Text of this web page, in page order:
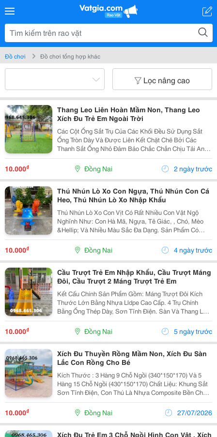
Đồ chơi Đồ chơi tổng hợp khác
Lọc nâng cao
Thang Leo Liên Hoàn Mầm Non, Thang Leo
Xích Đu Trẻ Em Ngoài Trời
Các Cột Ống Sắt Trụ Của Các Khối Đều Sử Dụng Sắt
Ống Tròn Dày Và Được Liên Kết Chặt Chẽ Bởi Các
Thanh Sắt Ống Nhỏ Đảm Bảo Chắc Chắn Chịu Tải An
Toàn Khi Sử Dụng. Bộ Đồ Chơi Liên Hoàn Được Kết
Cấu Chắc Chắn, An Toàn, Cực Kì Bền Bỉ Với Điều Kiện
10.000₫ Đồng Nai 2 ngày trước
Thú Nhún Lò Xo Con Ngựa, Thú Nhún Con Cá
Heo, Thú Nhún Lò Xo Nhập Khẩu
Thú Nhún Lò Xo Con Vịt Có Rất Nhiều Con Vật Ngộ
Nghĩnh Như: Con Hà Mã, Ngựa, Tê Giác, , Chó, Mèo
&Hellip; Và Nhiều Màu Sắc Đa Dạng. Sản Phẩm Có
Kích Thước Nhỏ Gọn, Không Tốn Diện Tích Nhưng
Mang Lại Hiệu Quả Giải Trí Cao Cho Các Bé. Chân Đế
10.000₫ Đồng Nai 4 ngày trước
Cầu Trượt Trẻ Em Nhập Khẩu, Cầu Trượt Máng
Đôi, Cầu Trượt 2 Máng Trượt Trẻ Em
Kết Cấu Chính Sản Phẩm Gồm: Máng Trượt Đôi Kích
Thước Lớn Bằng Nhựa Lldpe Cao Cấp. 4 Trụ Chính
Bằng Ống Thép Dày, Sơn Tĩnh Điện. Sàn Và Thang Lên
Bằng Sắt 100% Cầu Trượt Máng Đôi Mang Lại Những
Lợi Ích Giáo Dục Và Xã Hội Đặc Biệt So Với Cầu...
10.000₫ Đồng Nai 5 ngày trước
Xích Đu Thuyền Rồng Mầm Non, Xích Đu Sàn
Lắc Con Rồng Cho Bé
Kích Thước : 3 Hàng 9 Chỗ Ngồi (340*150*170) Và 5
Hàng 15 Chỗ Ngồi (430*150*170) Chất Liệu: Khung Sắt
Sơn Tĩnh Điện, Con Thú Là Nhựa Composite Bền Chắc,
Màu Sơn Đẹp Mắt Và Lâu Phai, Không Độc Hại, An Toàn
Cho Trẻ Em. Độ Tuổi: Từ 2 - 6 Tuổi. Bảo Hành:...
10.000₫ Đồng Nai 27/07/2026
Xích Đu Trẻ Em 3 Chỗ Ngồi Hình Con Vật , Xích